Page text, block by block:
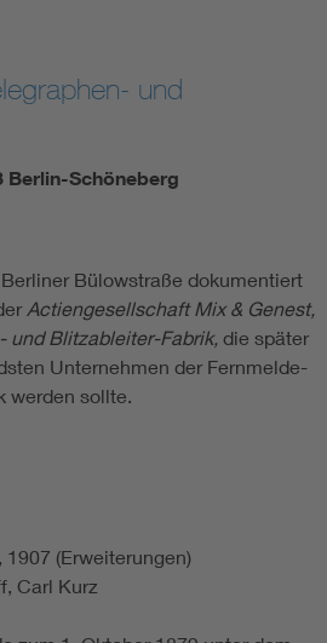
und
Berlin-Schöneberg
Bülowstraße dokumentiert
Actiengesellschaft Mix & Genest,
und Blitzableiter-Fabrik, die später
Unternehmen der Fernmelde-
werden sollte.
(Erweiterungen)
Carl Kurz